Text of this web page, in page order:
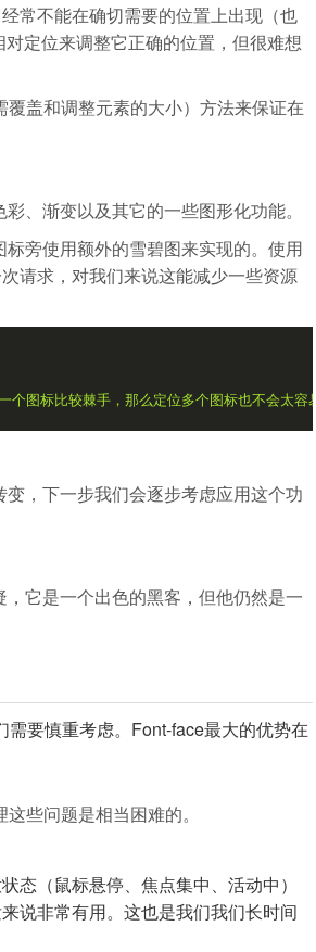
常不能在确切需要的位置上出现（也
定位来调整它正确的位置，但很难想
盖和调整元素的大小）方法来保证在
、渐变以及其它的一些图形化功能。
旁使用额外的雪碧图来实现的。使用
请求，对我们来说这能减少一些资源
图标比较棘手，那么定位多个图标也不会太容易
，下一步我们会逐步考虑应用这个功
它是一个出色的黑客，但他仍然是一
要慎重考虑。Font-face最大的优势在
这些问题是相当困难的。
态（鼠标悬停、焦点集中、活动中）
说非常有用。这也是我们我们长时间